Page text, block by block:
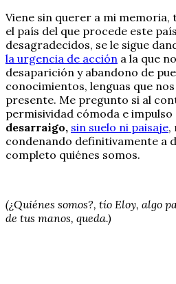
Viene sin querer a mi memoria,
el país del que procede este
desagradecidos, se le sigue
la urgencia de acción a la que
desaparición y abandono de
conocimientos, lenguas que
presente. Me pregunto si al
permisividad cómoda e impulso
desarraigo, sin suelo ni paisaje,
condenando definitivamente a
completo quiénes somos.
(¿Quiénes somos?, tío Eloy, algo
de tus manos, queda.)